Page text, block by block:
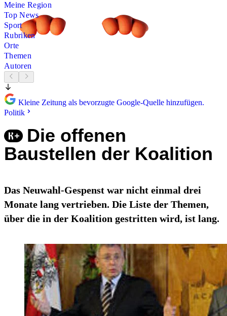
Meine Region
Top News
Sport
Rubriken
Orte
Themen
Autoren
Kleine Zeitung als bevorzugte Google-Quelle hinzufügen.
Politik
Die offenen
Baustellen der Koalition
Das Neuwahl-Gespenst war nicht einmal drei
Monate lang vertrieben. Die Liste der Themen,
über die in der Koalition gestritten wird, ist lang.